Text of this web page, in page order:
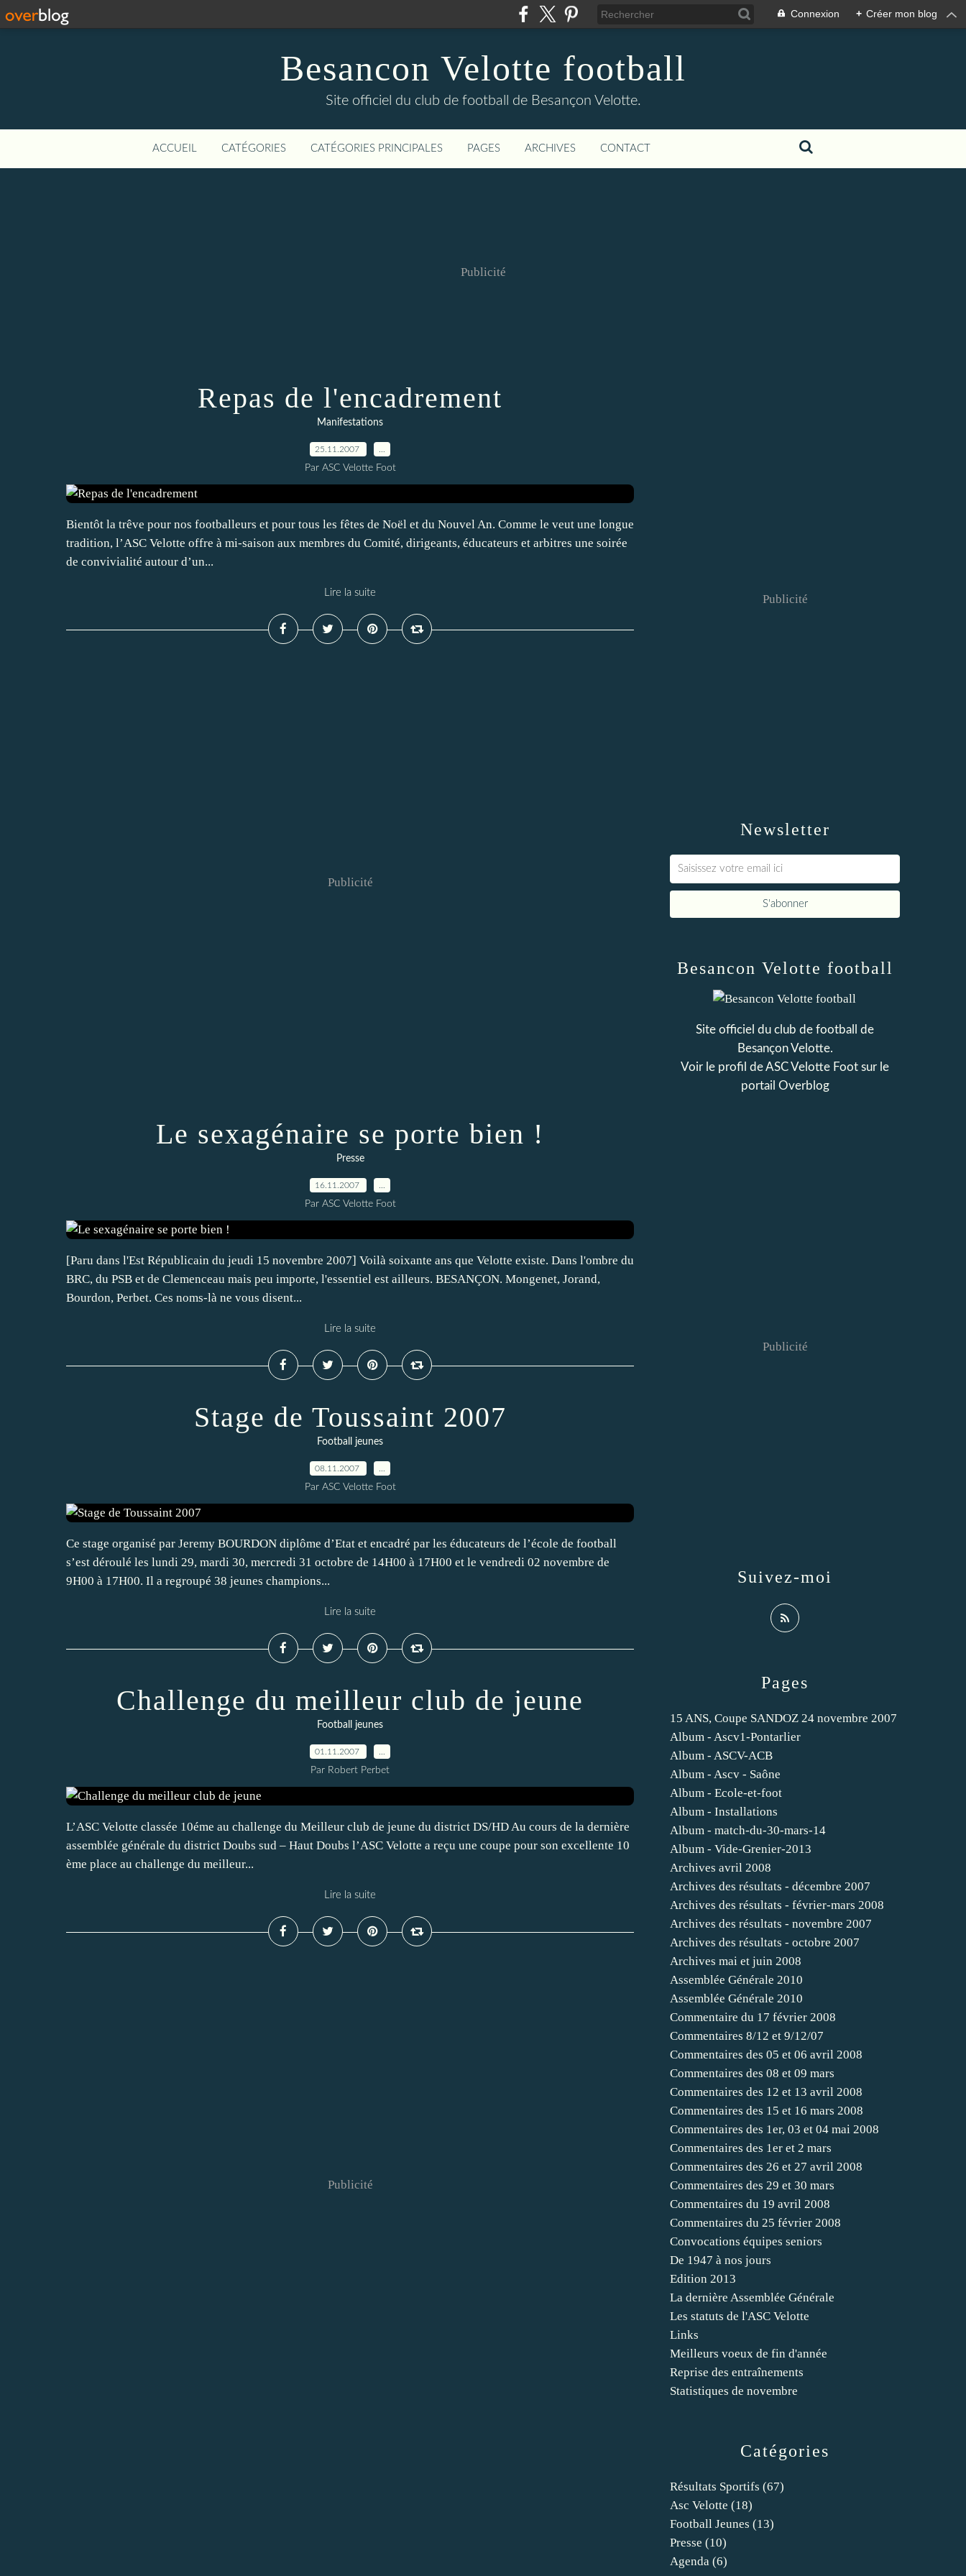
Connexion + Créer mon blog
Besancon Velotte football
Site officiel du club de football de Besançon Velotte.
ACCUEIL CATÉGORIES CATÉGORIES PRINCIPALES PAGES ARCHIVES CONTACT
Publicité
Repas de l'encadrement
Manifestations
25.11.2007
Par ASC Velotte Foot
Bientôt la trêve pour nos footballeurs et pour tous les fêtes de Noël et du Nouvel An. Comme le veut une longue
tradition, l’ASC Velotte offre à mi-saison aux membres du Comité, dirigeants, éducateurs et arbitres une soirée
de convivialité autour d’un...
Lire la suite
Publicité
Le sexagénaire se porte bien !
Presse
16.11.2007
Par ASC Velotte Foot
[Paru dans l'Est Républicain du jeudi 15 novembre 2007] Voilà soixante ans que Velotte existe. Dans l'ombre du
BRC, du PSB et de Clemenceau mais peu importe, l'essentiel est ailleurs. BESANÇON. Mongenet, Jorand,
Bourdon, Perbet. Ces noms-là ne vous disent...
Lire la suite
Stage de Toussaint 2007
Football jeunes
08.11.2007
Par ASC Velotte Foot
Ce stage organisé par Jeremy BOURDON diplôme d’Etat et encadré par les éducateurs de l’école de football
s’est déroulé les lundi 29, mardi 30, mercredi 31 octobre de 14H00 à 17H00 et le vendredi 02 novembre de
9H00 à 17H00. Il a regroupé 38 jeunes champions...
Lire la suite
Challenge du meilleur club de jeune
Football jeunes
01.11.2007
Par Robert Perbet
L’ASC Velotte classée 10éme au challenge du Meilleur club de jeune du district DS/HD Au cours de la dernière
assemblée générale du district Doubs sud – Haut Doubs l’ASC Velotte a reçu une coupe pour son excellente 10
ème place au challenge du meilleur...
Lire la suite
Publicité
Newsletter
Publicité
Catégories
Résultats Sportifs (67)
Asc Velotte (18)
Football Jeunes (13)
Presse (10)
Agenda (6)
Pages
15 ANS, Coupe SANDOZ 24 novembre 2007
Album - Ascv1-Pontarlier
Album - ASCV-ACB
Album - Ascv - Saône
Album - Ecole-et-foot
Album - Installations
Album - match-du-30-mars-14
Album - Vide-Grenier-2013
Archives avril 2008
Archives des résultats - décembre 2007
Archives des résultats - février-mars 2008
Archives des résultats - novembre 2007
Archives des résultats - octobre 2007
Archives mai et juin 2008
Assemblée Générale 2010
Assemblée Générale 2010
Commentaire du 17 février 2008
Commentaires 8/12 et 9/12/07
Commentaires des 05 et 06 avril 2008
Commentaires des 08 et 09 mars
Commentaires des 12 et 13 avril 2008
Commentaires des 15 et 16 mars 2008
Commentaires des 1er, 03 et 04 mai 2008
Commentaires des 1er et 2 mars
Commentaires des 26 et 27 avril 2008
Commentaires des 29 et 30 mars
Commentaires du 19 avril 2008
Commentaires du 25 février 2008
Convocations équipes seniors
De 1947 à nos jours
Edition 2013
La dernière Assemblée Générale
Les statuts de l'ASC Velotte
Links
Meilleurs voeux de fin d'année
Reprise des entraînements
Statistiques de novembre
Besancon Velotte football
Site officiel du club de football de
Besançon Velotte.
Voir le profil deASC Velotte Foot sur le
portail Overblog
Suivez-moi
Publicité